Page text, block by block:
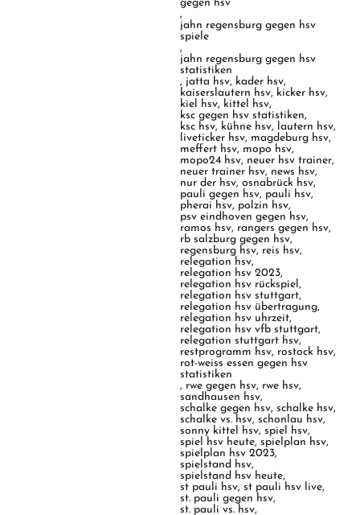
gegen hsv
,
jahn regensburg gegen hsv
spiele
,
jahn regensburg gegen hsv
statistiken
, jatta hsv, kader hsv,
kaiserslautern hsv, kicker hsv,
kiel hsv, kittel hsv,
ksc gegen hsv statistiken,
ksc hsv, kühne hsv, lautern hsv,
liveticker hsv, magdeburg hsv,
meffert hsv, mopo hsv,
mopo24 hsv, neuer hsv trainer,
neuer trainer hsv, news hsv,
nur der hsv,osnabrück hsv,
pauli gegen hsv, pauli hsv,
pherai hsv, polzin hsv,
psv eindhoven gegen hsv,
ramos hsv, rangers gegen hsv,
rb salzburg gegen hsv,
regensburg hsv, reis hsv,
relegation hsv,
relegation hsv 2023,
relegation hsv rückspiel,
relegation hsv stuttgart,
relegation hsv übertragung,
relegation hsv uhrzeit,
relegation hsv vfb stuttgart,
relegation stuttgart hsv,
restprogramm hsv, rostock hsv,
rot-weiss essen gegen hsv
statistiken
, rwe gegen hsv, rwe hsv,
sandhausen hsv,
schalke gegen hsv,schalke hsv,
schalke vs. hsv,schonlau hsv,
sonny kittel hsv,spiel hsv,
spiel hsv heute,spielplan hsv,
spielplan hsv 2023,
spielstand hsv,
spielstand hsv heute,
st pauli hsv,st pauli hsv live,
st. pauli gegen hsv,
st. pauli vs. hsv,